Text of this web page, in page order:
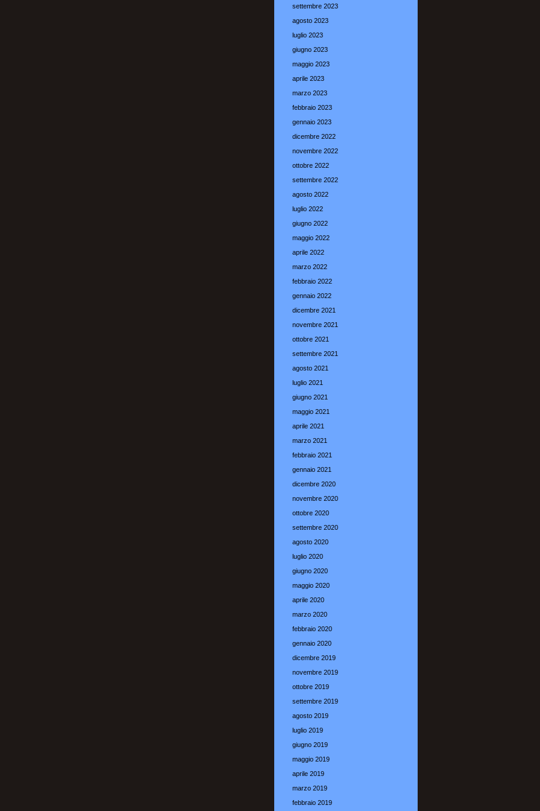
settembre 2023
agosto 2023
luglio 2023
giugno 2023
maggio 2023
aprile 2023
marzo 2023
febbraio 2023
gennaio 2023
dicembre 2022
novembre 2022
ottobre 2022
settembre 2022
agosto 2022
luglio 2022
giugno 2022
maggio 2022
aprile 2022
marzo 2022
febbraio 2022
gennaio 2022
dicembre 2021
novembre 2021
ottobre 2021
settembre 2021
agosto 2021
luglio 2021
giugno 2021
maggio 2021
aprile 2021
marzo 2021
febbraio 2021
gennaio 2021
dicembre 2020
novembre 2020
ottobre 2020
settembre 2020
agosto 2020
luglio 2020
giugno 2020
maggio 2020
aprile 2020
marzo 2020
febbraio 2020
gennaio 2020
dicembre 2019
novembre 2019
ottobre 2019
settembre 2019
agosto 2019
luglio 2019
giugno 2019
maggio 2019
aprile 2019
marzo 2019
febbraio 2019